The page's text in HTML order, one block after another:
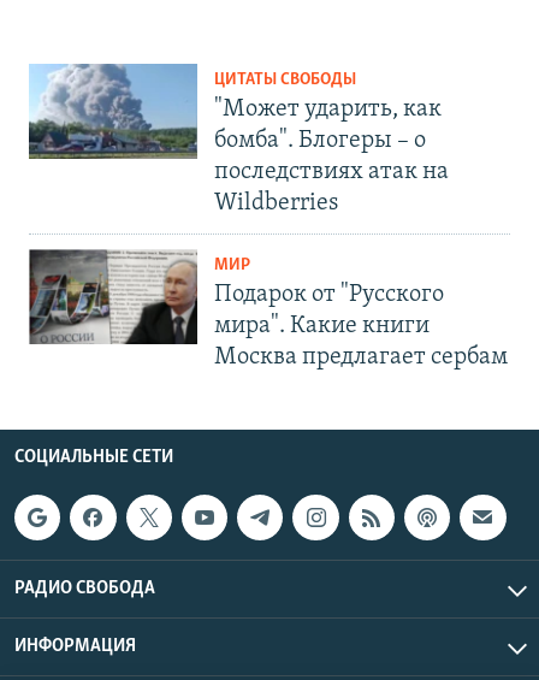
ЦИТАТЫ СВОБОДЫ
"Может ударить, как
бомба". Блогеры – о
последствиях атак на
Wildberries
МИР
Подарок от "Русского
мира". Какие книги
Москва предлагает сербам
СОЦИАЛЬНЫЕ СЕТИ
РАДИО СВОБОДА
ИНФОРМАЦИЯ